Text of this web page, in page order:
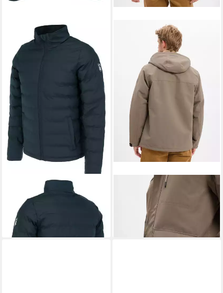
Winterjacke Men
Jacket PU
159,95 €
Funktionsjacke
Phoebholm Dog
ab 159,90 €